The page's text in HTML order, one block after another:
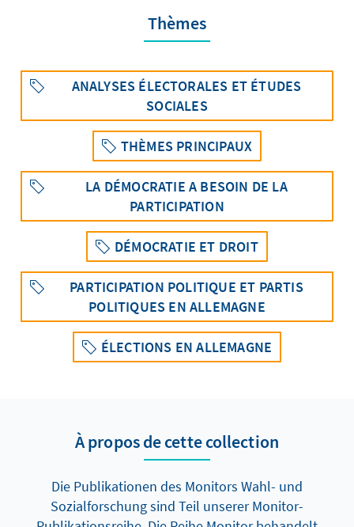
Thèmes
ANALYSES ÉLECTORALES ET ÉTUDES
SOCIALES
THÈMES PRINCIPAUX
LA DÉMOCRATIE A BESOIN DE LA
PARTICIPATION
DÉMOCRATIE ET DROIT
PARTICIPATION POLITIQUE ET PARTIS
POLITIQUES EN ALLEMAGNE
ÉLECTIONS EN ALLEMAGNE
À propos de cette collection
Die Publikationen des Monitors Wahl- und
Sozialforschung sind Teil unserer Monitor-